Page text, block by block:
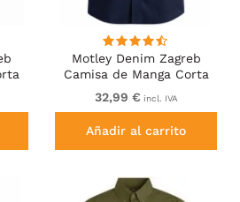
Motley Denim Zagreb
Camisa de Manga Corta
Azul Marino
32,99 € incl. IVA
Añadir al carrito